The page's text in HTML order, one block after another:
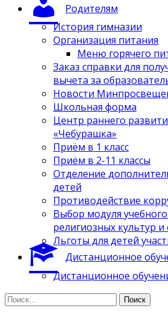
Родителям
История гимназии
Организация питания
Меню горячего
Заказ справки для
вычета за
Новости
Школьная форма
Центр раннего
«Чебурашка»
Приём в 1 класс
Приём в 2-11 классы
Отделение
детей
Противодействие
Выбор модуля
религиозных культур и
Льготы для детей
Дистанционное
Дистанционное
Найти: